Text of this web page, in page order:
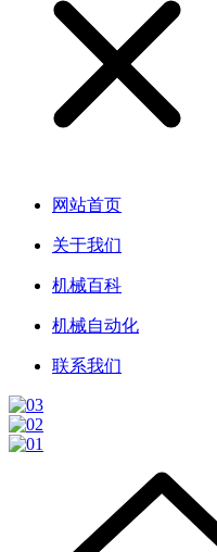
网站首页
关于我们
机械百科
机械自动化
联系我们